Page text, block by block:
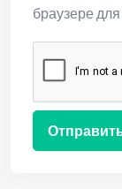
браузере